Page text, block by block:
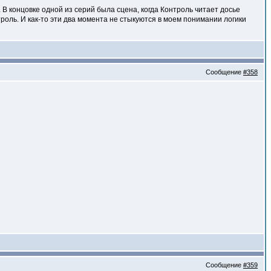
одной из серий была сцена, когда Контроль читает досье
И как-то эти два момента не стыкуются в моем понимании логики
Сообщение #358
Сообщение #359